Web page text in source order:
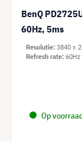
BenQ
60Hz, 5ms
Op
Resolutie 3840 x
Refresh rate 60Hz